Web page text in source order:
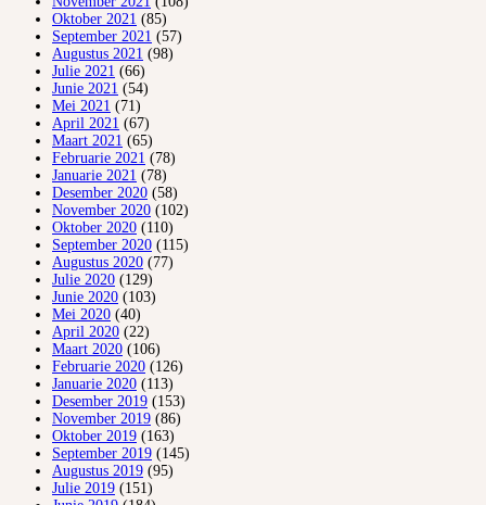
Oktober 2021 (85)
September 2021 (57)
Augustus 2021 (98)
Julie 2021 (66)
Junie 2021 (54)
Mei 2021 (71)
April 2021 (67)
Maart 2021 (65)
Februarie 2021 (78)
Januarie 2021 (78)
Desember 2020 (58)
November 2020 (102)
Oktober 2020 (110)
September 2020 (115)
Augustus 2020 (77)
Julie 2020 (129)
Junie 2020 (103)
Mei 2020 (40)
April 2020 (22)
Maart 2020 (106)
Februarie 2020 (126)
Januarie 2020 (113)
Desember 2019 (153)
November 2019 (86)
Oktober 2019 (163)
September 2019 (145)
Augustus 2019 (95)
Julie 2019 (151)